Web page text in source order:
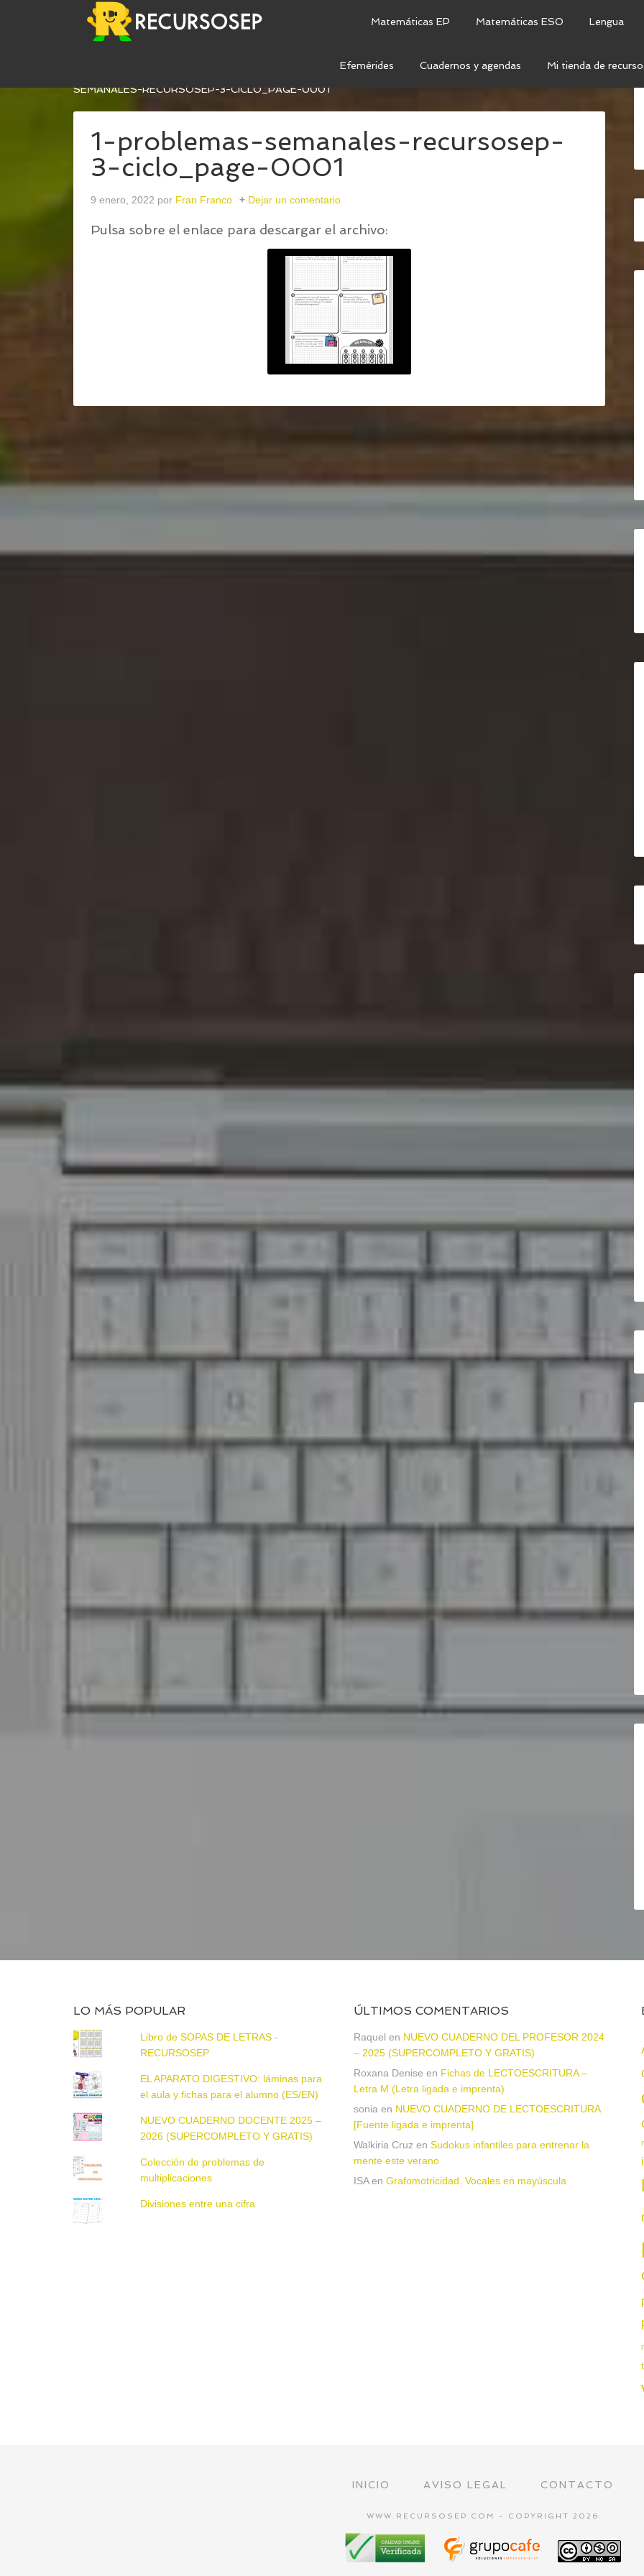
Matemáticas EP Matemáticas ESO Lengua
Efemérides Cuadernos y agendas Mi tienda de
PROBLEMAS MATEMÁTICOS SEMANALES - SEMANA 1
SEMANALES-RECURSOSEP-3-CICLO_PAGE-0001
1-problemas-semanales-recursosep-
3-ciclo_page-0001
9 enero, 2022 por Fran Franco Dejar un comentario
Pulsa sobre el enlace para descargar el archivo:
LO MÁS POPULAR
Libro de SOPAS DE LETRAS -
RECURSOSEP
EL APARATO DIGESTIVO: láminas para
el aula y fichas para el alumno (ES/EN)
NUEVO CUADERNO DOCENTE 2025 –
2026 (SUPERCOMPLETO Y GRATIS)
Colección de problemas de
multiplicaciones
Divisiones entre una cifra
ÚLTIMOS COMENTARIOS
Raquel en NUEVO CUADERNO DEL PROFESOR 2024
– 2025 (SUPERCOMPLETO Y GRATIS)
Roxana Denise en Fichas de LECTOESCRITURA –
Letra M (Letra ligada e imprenta)
sonia en NUEVO CUADERNO DE LECTOESCRITURA
[Fuente ligada e imprenta]
Walkiria Cruz en Sudokus infantiles para entrenar la
mente este verano
ISAen Grafomotricidad. Vocales en mayúscula
INICIO AVISO LEGAL CONTACTO
WWW.RECURSOSEP.COM - COPYRIGHT 2026